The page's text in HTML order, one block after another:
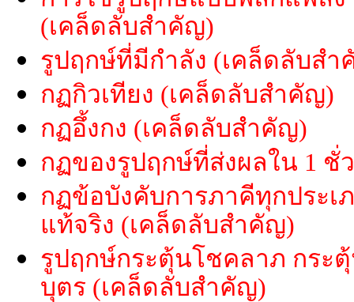
(เคล็ดลับสำคัญ)
รูปฤกษ์ที่มีกำลัง (เคล็ดลับสำ
กฏกิวเทียง (เคล็ดลับสำคัญ)
กฏอึ้งกง (เคล็ดลับสำคัญ)
กฏของรูปฤกษ์ที่ส่งผลใน 1 ชั่
กฏข้อบังคับการภาคีทุกประเ
แท้จริง (เคล็ดลับสำคัญ)
รูปฤกษ์กระตุ้นโชคลาภ กระ
บุตร (เคล็ดลับสำคัญ)